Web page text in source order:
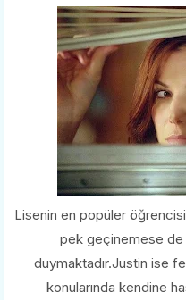
Lisenin en popüler
pek geçinemese de
duymaktadır.Justin ise
konularında kendine